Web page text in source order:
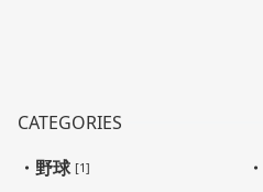
CATEGORIES
・野球 [1]